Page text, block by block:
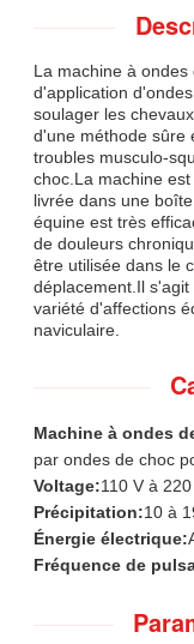
La machine à
d'application
soulager les
d'une méthode sûre
troubles musculo-
choc.La machine
livrée dans une
équine est très
de douleurs
être utilisée dans le
déplacement.Il
variété d'affections
naviculaire.
Machine à ondes
par ondes de choc
Voltage:110 V à
Précipitation:10 à
Énergie électrique:
Fréquence de